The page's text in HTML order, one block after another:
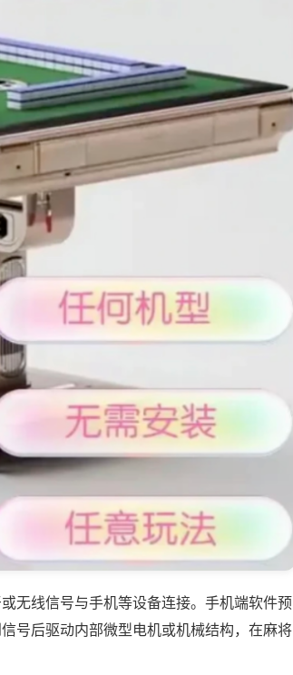
无线信号与手机等设备连接。手机端软件预
号后驱动内部微型电机或机械结构，在麻将